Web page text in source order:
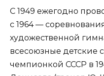
С 1949 ежегодно
с 1964 —
художественной
всесоюзные детские
чемпионкой СССР в